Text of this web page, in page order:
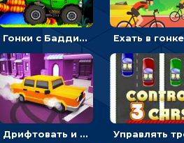
Гонки с Бадди: ехать на джипе и собирать монеты
Дрифтовать и парковаться на городской трассе - гонки